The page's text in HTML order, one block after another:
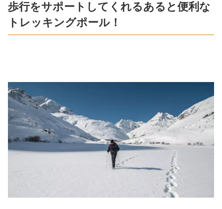
歩行をサポートしてくれるあると便利な
トレッキングポール！